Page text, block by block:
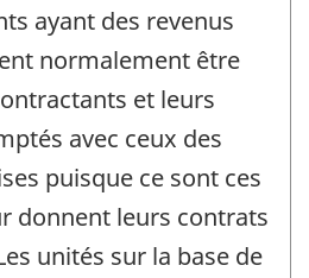
ayant des revenus
normalement être
et leurs
avec ceux des
puisque ce sont ces
donnent leurs contrats
unités sur la base de